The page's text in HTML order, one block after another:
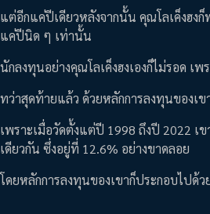
แต่อีกแค่ปีเดียวหลังจากนั้น คุณโลเค็งฮง
แค่ปีนิด ๆ เท่านั้น
นักลงทุนอย่างคุณโลเค็งฮงเองก็ไม่รอด
ทว่าสุดท้ายแล้ว ด้วยหลักการลงทุนของเข
เพราะเมื่อวัดตั้งแต่ปี 1998 ถึงปี 2022
เดียวกัน ซึ่งอยู่ที่ 12.6% อย่างขาดลอย
โดยหลักการลงทุนของเขาก็ประกอบไปด้ว